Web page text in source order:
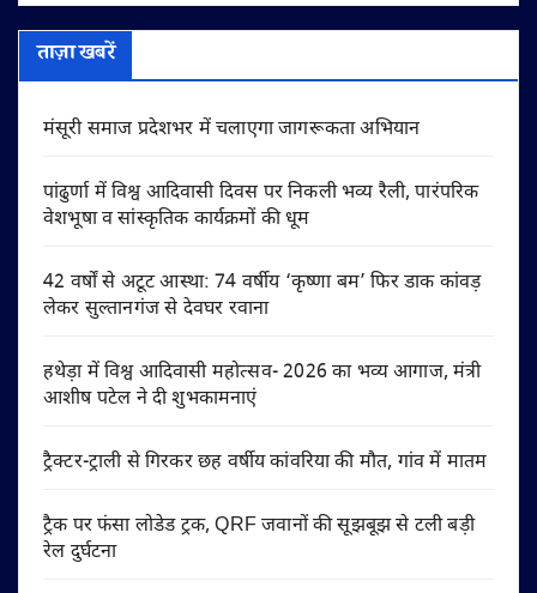
ताज़ा खबरें
मंसूरी समाज प्रदेशभर में चलाएगा जागरूकता अभियान
पांढुर्णा में विश्व आदिवासी दिवस पर निकली भव्य रैली, पारंपरिक
वेशभूषा व सांस्कृतिक कार्यक्रमों की धूम
42 वर्षों से अटूट आस्था: 74 वर्षीय ‘कृष्णा बम’ फिर डाक कांवड़
लेकर सुल्तानगंज से देवघर रवाना
हथेड़ा में विश्व आदिवासी महोत्सव- 2026 का भव्य आगाज, मंत्री
आशीष पटेल ने दी शुभकामनाएं
ट्रैक्टर-ट्राली से गिरकर छह वर्षीय कांवरिया की मौत, गांव में मातम
ट्रैक पर फंसा लोडेड ट्रक, QRF जवानों की सूझबूझ से टली बड़ी
रेल दुर्घटना